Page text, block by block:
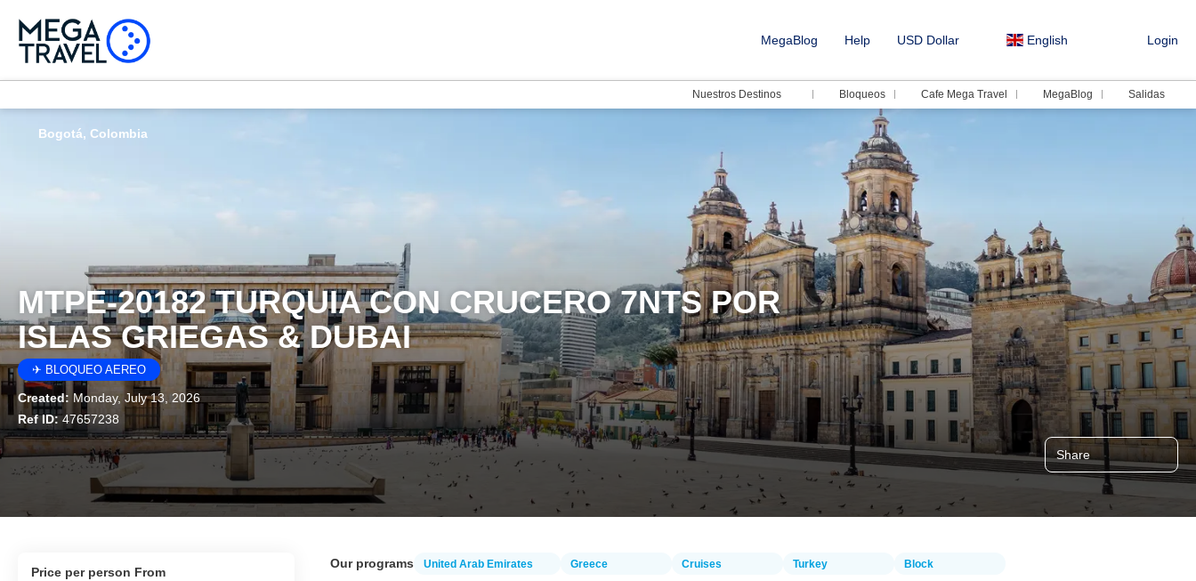
MegaBlog Help USD Dollar English Login
Nuestros Destinos Bloqueos Cafe Mega Travel MegaBlog Salidas
MTPE-20182 TURQUIA CON CRUCERO 7NTS POR
ISLAS GRIEGAS & DUBAI
✈ BLOQUEO AEREO
Created: Monday, July 13, 2026
Ref ID:47657238
Share
Bogotá, Colombia
Our programs United Arab Emirates Greece Cruises Turkey Block
price per person From